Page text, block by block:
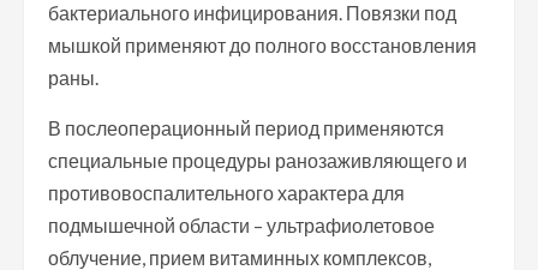
бактериального инфицирования. Повязки под
мышкой применяют до полного восстановления
раны.
В послеоперационный период применяются
специальные процедуры ранозаживляющего и
противовоспалительного характера для
подмышечной области – ультрафиолетовое
облучение, прием витаминных комплексов,